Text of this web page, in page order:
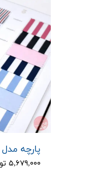
پارچه مدل
۵,۶۷۹,۰۰۰ تومان